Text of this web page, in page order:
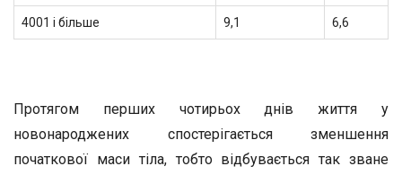
4001 і більше 9,1 6,6
Протягом перших чотирьох днів життя у
новонароджених спостерігається зменшення
початкової маси тіла, тобто відбувається так зване